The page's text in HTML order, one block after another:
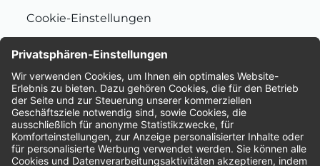
Cookie-Einstellungen
Bewertungen